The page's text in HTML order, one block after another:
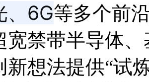
、6G等多个前
宽禁带半导体
新想法提供“试